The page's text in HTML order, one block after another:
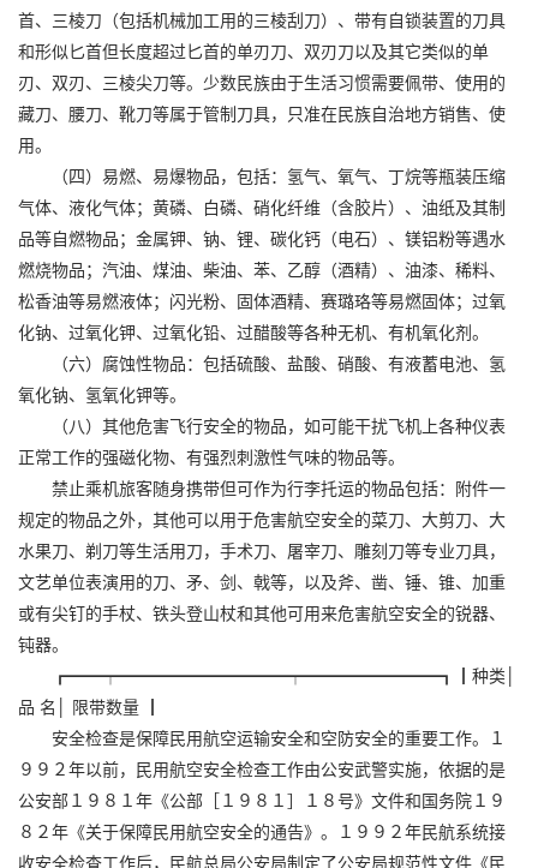
首、三棱刀（包括机械加工用的三棱刮刀）、带有自锁装置的刀具
和形似匕首但长度超过匕首的单刃刀、双刃刀以及其它类似的单
刃、双刃、三棱尖刀等。少数民族由于生活习惯需要佩带、使用的
藏刀、腰刀、靴刀等属于管制刀具，只准在民族自治地方销售、使
用。
（四）易燃、易爆物品，包括：氢气、氧气、丁烷等瓶装压缩
气体、液化气体；黄磷、白磷、硝化纤维（含胶片）、油纸及其制
品等自燃物品；金属钾、钠、锂、碳化钙（电石）、镁铝粉等遇水
燃烧物品；汽油、煤油、柴油、苯、乙醇（酒精）、油漆、稀料、
松香油等易燃液体；闪光粉、固体酒精、赛璐珞等易燃固体；过氧
化钠、过氧化钾、过氧化铅、过醋酸等各种无机、有机氧化剂。
（六）腐蚀性物品：包括硫酸、盐酸、硝酸、有液蓄电池、氢
氧化钠、氢氧化钾等。
（八）其他危害飞行安全的物品，如可能干扰飞机上各种仪表
正常工作的强磁化物、有强烈刺激性气味的物品等。
禁止乘机旅客随身携带但可作为行李托运的物品包括：附件一
规定的物品之外，其他可以用于危害航空安全的菜刀、大剪刀、大
水果刀、剃刀等生活用刀，手术刀、屠宰刀、雕刻刀等专业刀具，
文艺单位表演用的刀、矛、剑、戟等，以及斧、凿、锤、锥、加重
或有尖钉的手杖、铁头登山杖和其他可用来危害航空安全的锐器、
钝器。
┏━━┯━━━━━━━━━━┯━━━━━━━━┓┃种类│
品 名│ 限带数量 ┃
安全检查是保障民用航空运输安全和空防安全的重要工作。１
９９２年以前，民用航空安全检查工作由公安武警实施，依据的是
公安部１９８１年《公部［１９８１］１８号》文件和国务院１９
８２年《关于保障民用航空安全的通告》。１９９２年民航系统接
收安全检查工作后，民航总局公安局制定了公安局规范性文件《民